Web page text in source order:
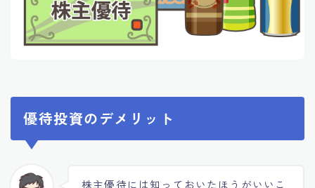
優待投資のデメリット
株主優待には知っておいたほうがいいこ